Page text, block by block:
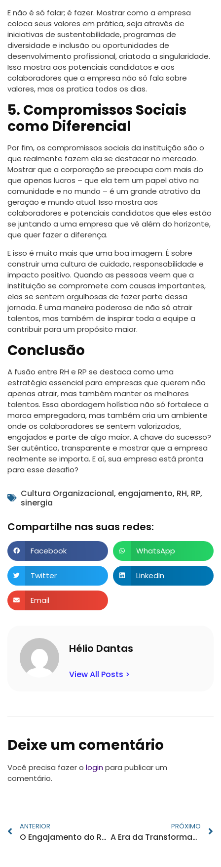
E não é só falar; é fazer. Mostrar como a empresa
coloca seus valores em prática, seja através de
iniciativas de sustentabilidade, programas de
diversidade e inclusão ou oportunidades de
desenvolvimento profissional, criatoda a singularidade.
Isso mostra aos potenciais candidatos e aos
colaboradores que a empresa não só fala sobre
valores, mas os pratica todos os dias.
5. Compromissos Sociais
como Diferencial
Por fim, os compromissos sociais da instituição são o
que realmente fazem ela se destacar no mercado.
Mostrar que a corporação se preocupa com mais do
que apenas lucros – que ela tem um papel ativo na
comunidade e no mundo – é um grande atrativo da
geração e mundo atual. Isso mostra aos
colaboradores e potenciais candidatos que eles estão
se juntando a uma empresa que vê além do horizonte,
que quer fazer a diferença.
E isso é muito mais que uma boa imagem. É sobre
construir uma cultura de cuidado, responsabilidade e
impacto positivo. Quando as pessoas veem que a
instituição se compromete com causas importantes,
elas se sentem orgulhosas de fazer parte dessa
jornada. É uma maneira poderosa de não só atrair
talentos, mas também de inspirar toda a equipe a
contribuir para um propósito maior.
Conclusão
A fusão entre RH e RP se destaca como uma
estratégia essencial para empresas que querem não
apenas atrair, mas também manter os melhores
talentos. Essa abordagem holística não só fortalece a
marca empregadora, mas também cria um ambiente
onde os colaboradores se sentem valorizados,
engajados e parte de algo maior. A chave do sucesso?
Ser autêntico, transparente e mostrar que a empresa
realmente se importa. E aí, sua empresa está pronta
para esse desafio?
Cultura Organizacional, engajamento, RH, RP,
sinergia
Compartilhe nas suas redes:
Facebook WhatsApp
Twitter LinkedIn
Email
Hélio Dantas
View All Posts >
Deixe um comentário
Você precisa fazer o loginpara publicar um
comentário.
ANTERIOR
O Engajamento do RH: Transformando Negócios e Talentos
PRÓXIMO
A Era da Transformação: Como a Inteligência Artificial Está Remodelando a Força de Trabalho